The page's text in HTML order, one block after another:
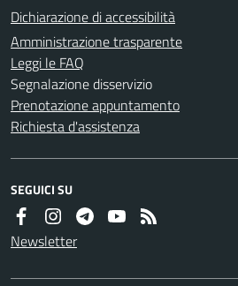
Dichiarazione di accessibilità
Amministrazione trasparente
Leggi le FAQ
Segnalazione disservizio
Prenotazione appuntamento
Richiesta d'assistenza
SEGUICI SU
Newsletter